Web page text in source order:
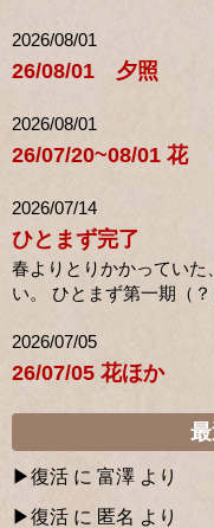
2026/08/01
26/08/01 夕照
2026/08/01
26/07/20~08/01 花
2026/07/14
ひとまず完了
春よりとりかかってい
い。 ひとまず第一期（
2026/07/05
26/07/05 花ほか
復活 に 富澤 より
復活 に 匿名 より